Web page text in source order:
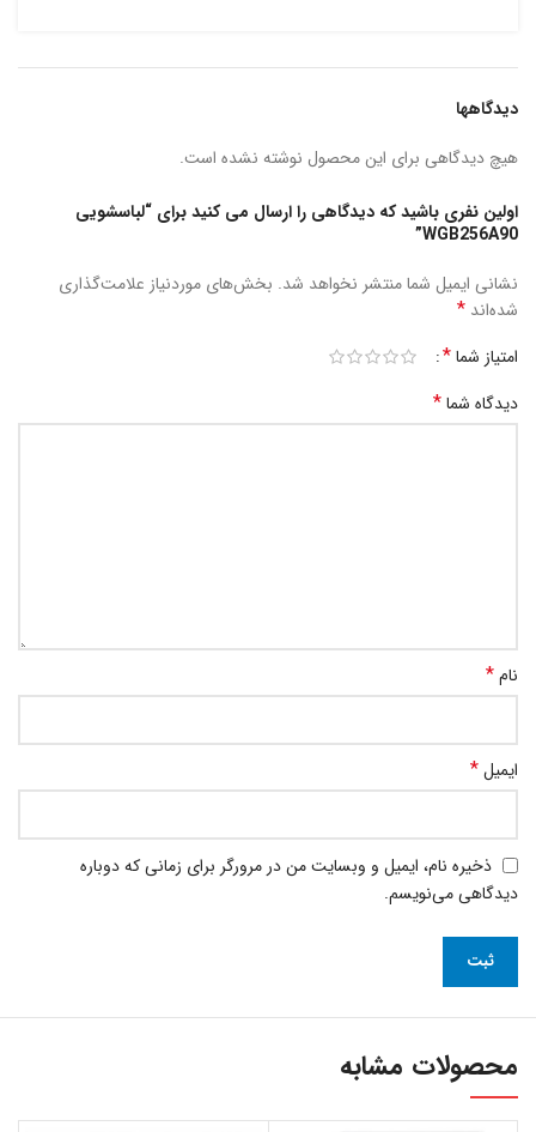
دیدگاهها
هیچ دیدگاهی برای این محصول نوشته نشده است.
اولین نفری باشید که دیدگاهی را ارسال می کنید برای “لباسشویی
WGB256A90”
نشانی ایمیل شما منتشر نخواهد شد. بخش‌های موردنیاز علامت‌گذاری
شده‌اند *
امتیاز شما*
دیدگاه شما*
نام*
ایمیل*
ذخیره نام، ایمیل و وبسایت من در مرورگر برای زمانی که دوباره
دیدگاهی می‌نویسم.
محصولات مشابه